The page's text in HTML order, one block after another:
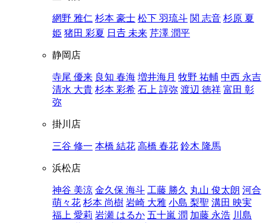
網野 雅仁 杉本 豪士 松下 羽琉斗 関 志音 杉原 夏
姫 猪田 彩夏 日𠮷 未来 芹澤 潤平
静岡店
寺尾 優来 良知 春海 増井海月 牧野 祐輔 中西 永吉
清水 大貴 杉本 彩希 石上 諄弥 渡辺 徳祥 富田 彰
弥
掛川店
三谷 修一 本橋 結花 高橋 春花 鈴木 隆馬
浜松店
神谷 美涼 金久保 海斗 工藤 勝久 丸山 俊太朗 河合
萌々花 杉本 尚樹 岩崎 大雅 小島 梨聖 溝田 映実
福上 愛莉 岩瀬 はるか 五十嵐 潤 加藤 永浩 川島